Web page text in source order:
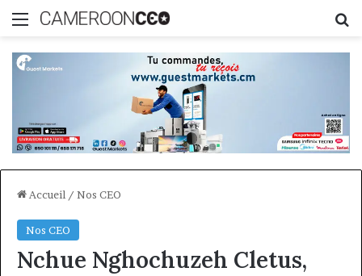
Menu
Accueil / Nos CEO
Nos CEO
Nchue Nghochuzeh Cletus,